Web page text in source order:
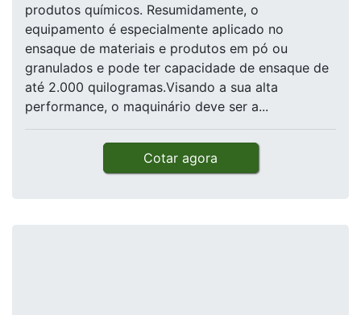
produtos químicos. Resumidamente, o
equipamento é especialmente aplicado no
ensaque de materiais e produtos em pó ou
granulados e pode ter capacidade de ensaque de
até 2.000 quilogramas.Visando a sua alta
performance, o maquinário deve ser a...
Cotar agora